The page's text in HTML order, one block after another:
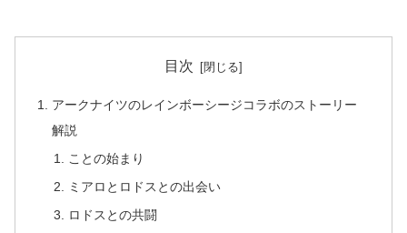
目次
アークナイツのレインボーシージコラボのストーリー
解説
ことの始まり
ミアロとロドスとの出会い
ロドスとの共闘